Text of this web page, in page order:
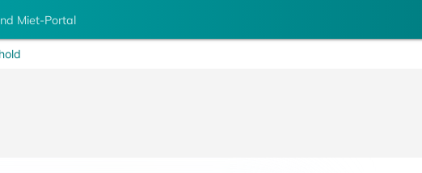
Miet-Portal